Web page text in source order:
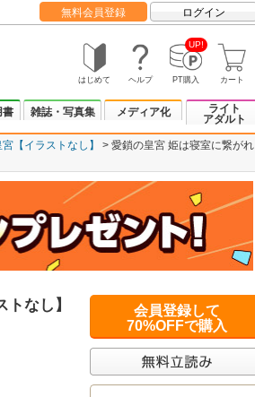
無料会員登録 ログイン
はじめて ヘルプ
UP!
PT購入 カート
書 雑誌・写真集 メディア化
ライト
アダルト
【イラストなし】
愛鎖の皇宮 姫は寝室に繋がれ
なし】
会員登録して
70%OFFで購入